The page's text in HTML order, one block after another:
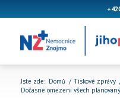
Jste zde: Domů / Tiskové zprávy
Dočasné omezení všech